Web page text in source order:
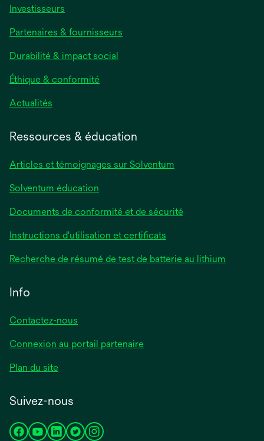
Investisseurs
un
nouvel
onglet
Partenaires & fournisseurs
Durabilité & impact social
Éthique & conformité
Actualités
onglet
Ressources & éducation
Articles et témoignages sur Solventum
Solventum éducation
Documents de conformité et de sécurité
Instructions d'utilisation et certificats
un
Recherche de résumé de test de batterie au lithium
Info
Contactez-nous
Connexion au portail partenaire
Plan du site
Suivez-nous
s’ouvres’ouvres’ouvres’ouvres’ouvre